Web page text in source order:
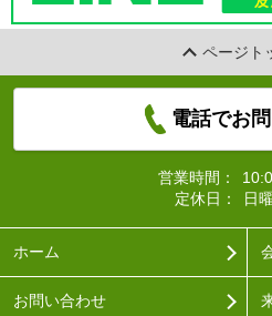
ページト
電話でお
営業時間：
定休日：
日
ホーム
お問い合わせ